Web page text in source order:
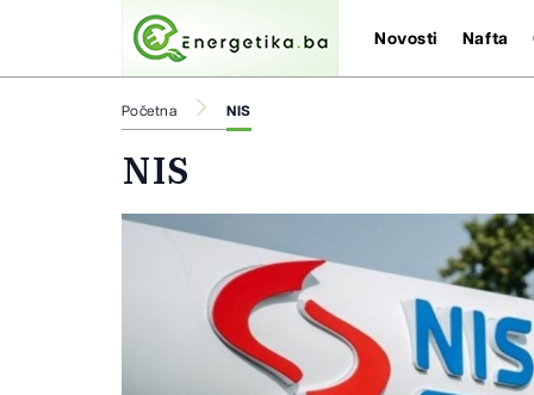
Novosti Nafta
Početna NIS
NIS